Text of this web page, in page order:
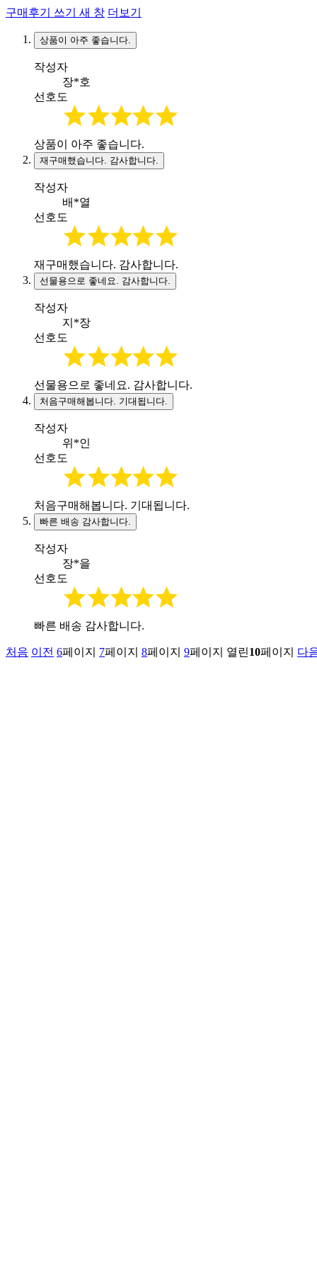
구매후기 쓰기 새 창 더보기
상품이 아주 좋습니다.
작성자
장*호
선호도
상품이 아주 좋습니다.
재구매했습니다. 감사합니다.
작성자
배*열
선호도
재구매했습니다. 감사합니다.
선물용으로 좋네요. 감사합니다.
작성자
지*장
선호도
선물용으로 좋네요. 감사합니다.
처음구매해봅니다. 기대됩니다.
작성자
위*인
선호도
처음구매해봅니다. 기대됩니다.
빠른 배송 감사합니다.
작성자
장*을
선호도
빠른 배송 감사합니다.
처음 이전 6페이지 7페이지 8페이지 9페이지 열린10페이지 다